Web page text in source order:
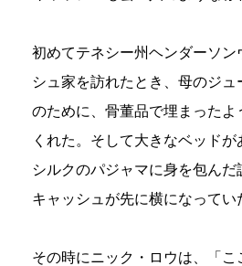
初めてテネシー州ヘンダーソン
シュ家を訪れたとき、母のジュ
のために、骨董品で埋まったよ
くれた。そして大きなベッドが
シルクのパジャマに身を包んだ
キャッシュが先に横になってい
その時にニック・ロウは、「こ